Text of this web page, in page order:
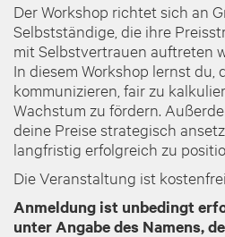
Der Workshop richtet sich an
Selbstständige, die ihre
mit Selbstvertrauen auftreten
In diesem Workshop lernst du,
kommunizieren, fair zu
Wachstum zu fördern.
deine Preise strategisch
langfristig erfolgreich zu
Die Veranstaltung ist
Anmeldung ist unbedingt
unter Angabe des Namens,